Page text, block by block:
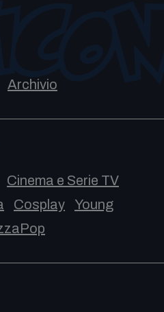
Archivio
Cinema e Serie TV
Cosplay
Young